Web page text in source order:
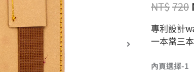
NT$720
專利設計
一本當三
內頁選擇-1